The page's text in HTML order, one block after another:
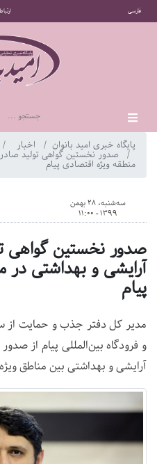
فارسی
پایگاه خبری امید بانوان اخبار
صدور نخستین گواهی تولید
منطقه ویژه اقتصادی پیام
سه‌شنبه، 28 بهمن
1399 - 11:00
صدور نخستین گواهی
آرایشی و بهداشتی در
پیام
مدیر کل دفتر جذب و حمایت از
و فرودگاه بین‌المللی پیام از
آرایشی و بهداشتی بین مناطق